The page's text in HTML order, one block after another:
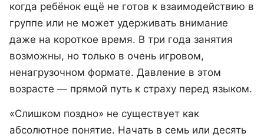
когда ребёнок ещё не готов к взаимодействию в
группе или не может удерживать внимание
даже на короткое время. В три года занятия
возможны, но только в очень игровом,
ненагрузочном формате. Давление в этом
возрасте — прямой путь к страху перед языком.
«Слишком поздно» не существует как
абсолютное понятие. Начать в семь или десять